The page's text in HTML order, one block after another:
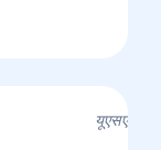
यूएसए